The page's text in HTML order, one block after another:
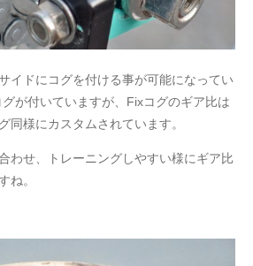
イドにコグを付ける事が可能になってい
が付いていますが、Fixコグのギア比は
同様にカスタムされています。
わせ、トレーニングしやすい様にギア比
ね。